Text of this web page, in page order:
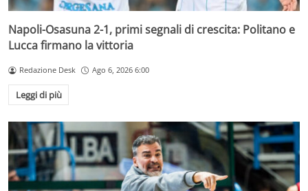
Napoli-Osasuna 2-1, primi segnali di crescita: Politano e
Lucca firmano la vittoria
Redazione Desk Ago 6, 2026 6:00
Leggi di più